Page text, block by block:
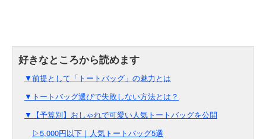
▼前提として「トートバッグ」の魅力とは
▼トートバッグ選びで失敗しない方法とは？
▼【予算別】おしゃれで可愛い人気トートバッグを公開
▷5,000円以下｜人気トートバッグ5選